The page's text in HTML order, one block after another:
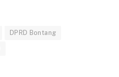
DPRD Bontang